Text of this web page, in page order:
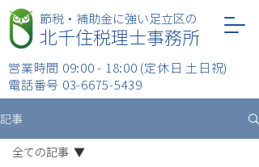
営業時間 09:00 - 18:00 (定休日 土日祝)
​電話番号 03-6675-5439
​節税・補助金に強い足立区の
北千住税理士事務所
記事
全ての記事